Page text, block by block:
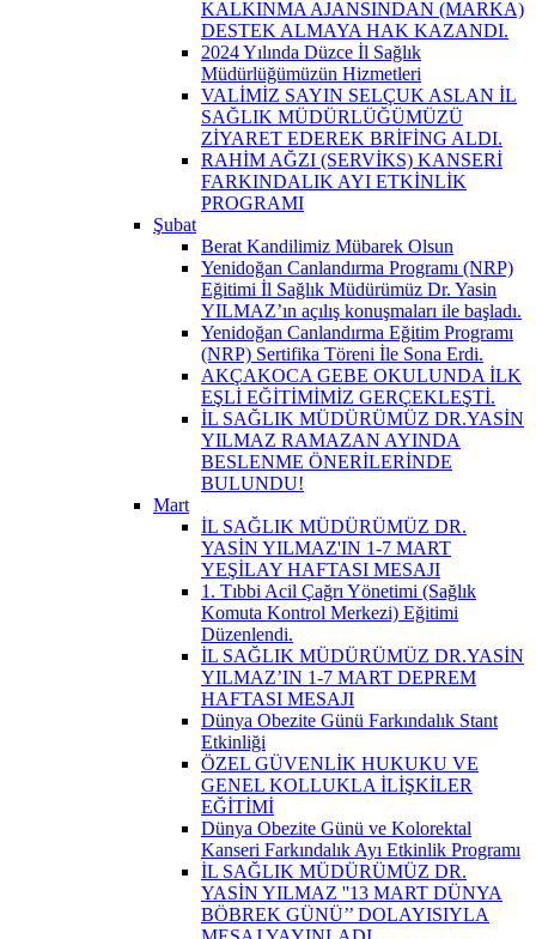
KALKINMA AJANSINDAN (MARKA)
DESTEK ALMAYA HAK KAZANDI.
2024 Yılında Düzce İl Sağlık
Müdürlüğümüzün Hizmetleri
VALİMİZ SAYIN SELÇUK ASLAN İL
SAĞLIK MÜDÜRLÜĞÜMÜZÜ
ZİYARET EDEREK BRİFİNG ALDI.
RAHİM AĞZI (SERVİKS) KANSERİ
FARKINDALIK AYI ETKİNLİK
PROGRAMI
Şubat
Berat Kandilimiz Mübarek Olsun
Yenidoğan Canlandırma Programı (NRP)
Eğitimi İl Sağlık Müdürümüz Dr. Yasin
YILMAZ’ın açılış konuşmaları ile başladı.
Yenidoğan Canlandırma Eğitim Programı
(NRP) Sertifika Töreni İle Sona Erdi.
AKÇAKOCA GEBE OKULUNDA İLK
EŞLİ EĞİTİMİMİZ GERÇEKLEŞTİ.
İL SAĞLIK MÜDÜRÜMÜZ DR.YASİN
YILMAZ RAMAZAN AYINDA
BESLENME ÖNERİLERİNDE
BULUNDU!
Mart
İL SAĞLIK MÜDÜRÜMÜZ DR.
YASİN YILMAZ'IN 1-7 MART
YEŞİLAY HAFTASI MESAJI
1. Tıbbi Acil Çağrı Yönetimi (Sağlık
Komuta Kontrol Merkezi) Eğitimi
Düzenlendi.
İL SAĞLIK MÜDÜRÜMÜZ DR.YASİN
YILMAZ’IN 1-7 MART DEPREM
HAFTASI MESAJI
Dünya Obezite Günü Farkındalık Stant
Etkinliği
ÖZEL GÜVENLİK HUKUKU VE
GENEL KOLLUKLA İLİŞKİLER
EĞİTİMİ
Dünya Obezite Günü ve Kolorektal
Kanseri Farkındalık Ayı Etkinlik Programı
İL SAĞLIK MÜDÜRÜMÜZ DR.
YASİN YILMAZ ''13 MART DÜNYA
BÖBREK GÜNÜ’’ DOLAYISIYLA